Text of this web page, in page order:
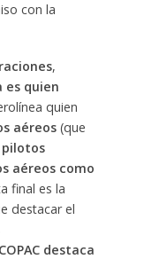
con la
,
es quien
quien
aéreos(que
aéreos como
final es la
destacar el
COPAC destaca